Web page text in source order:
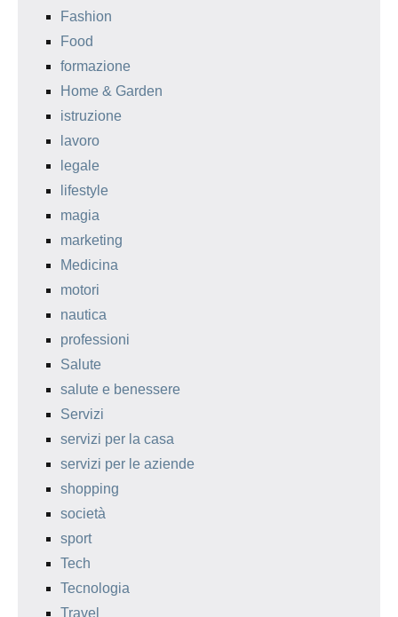
Fashion
Food
formazione
Home & Garden
istruzione
lavoro
legale
lifestyle
magia
marketing
Medicina
motori
nautica
professioni
Salute
salute e benessere
Servizi
servizi per la casa
servizi per le aziende
shopping
società
sport
Tech
Tecnologia
Travel